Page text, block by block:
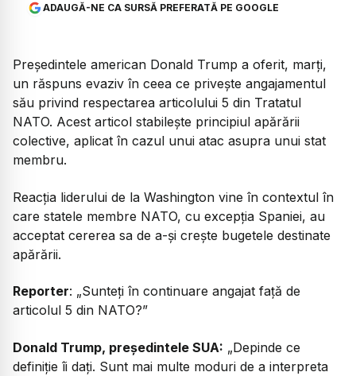
ADAUGĂ-NE CA SURSĂ PREFERATĂ PE GOOGLE
Președintele american Donald Trump a oferit, marți,
un răspuns evaziv în ceea ce privește angajamentul
său privind respectarea articolului 5 din Tratatul
NATO. Acest articol stabilește principiul apărării
colective, aplicat în cazul unui atac asupra unui stat
membru.
Reacția liderului de la Washington vine în contextul în
care statele membre NATO, cu excepția Spaniei, au
acceptat cererea sa de a-și crește bugetele destinate
apărării.
Reporter: „Sunteți în continuare angajat față de
articolul 5 din NATO?”
Donald Trump, președintele SUA: „Depinde ce
definiție îi dați. Sunt mai multe moduri de a interpreta